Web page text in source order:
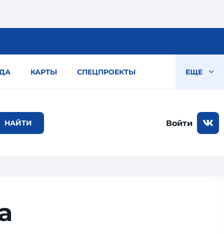
КАРТЫ СПЕЦПРОЕКТЫ ЕЩЕ
Войти